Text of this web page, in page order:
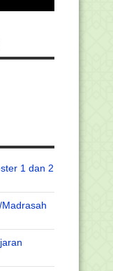
1 dan 2